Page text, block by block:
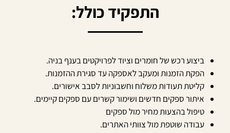
התפקיד כולל:
ביצוע רכש של חומרים וציוד לפרויקטים בענף בניה.
הפקת הזמנות ומעקב לאספקה עד סגירת ההזמנות.
קליטת תעודות משלוח וחשבוניות לסבב אישורים.
איתור ספקים חדשים ושימור קשרים עם ספקים קיימים.
טיפול בהצעות מחיר מול ספקים
עבודה שוטפת מול צוותי האתרים.